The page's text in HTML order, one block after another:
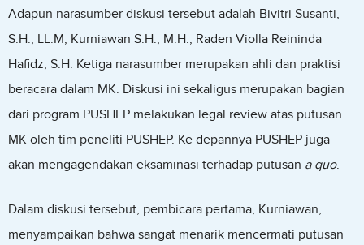
Adapun narasumber diskusi tersebut adalah Bivitri Susanti,
S.H., LL.M, Kurniawan S.H., M.H., Raden Violla Reininda
Hafidz, S.H. Ketiga narasumber merupakan ahli dan praktisi
beracara dalam MK. Diskusi ini sekaligus merupakan bagian
dari program PUSHEP melakukan legal review atas putusan
MK oleh tim peneliti PUSHEP. Ke depannya PUSHEP juga
akan mengagendakan eksaminasi terhadap putusan a quo.
Dalam diskusi tersebut, pembicara pertama, Kurniawan,
menyampaikan bahwa sangat menarik mencermati putusan